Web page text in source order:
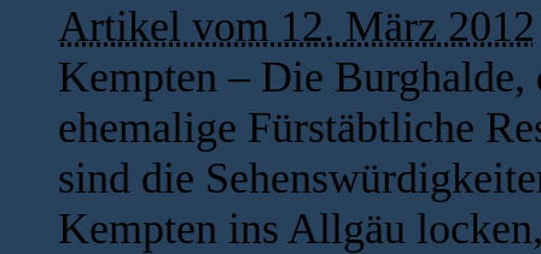
Artikel vom 12. März 2012
Kempten – Die Burghalde,
ehemalige Fürstäbtliche
sind die
Kempten ins Allgäu